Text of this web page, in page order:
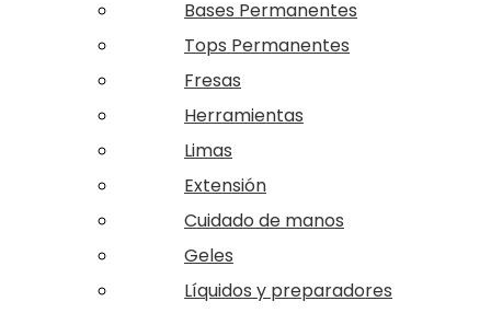
Bases Permanentes
Tops Permanentes
Fresas
Herramientas
Limas
Extensión
Cuidado de manos
Geles
Líquidos y preparadores